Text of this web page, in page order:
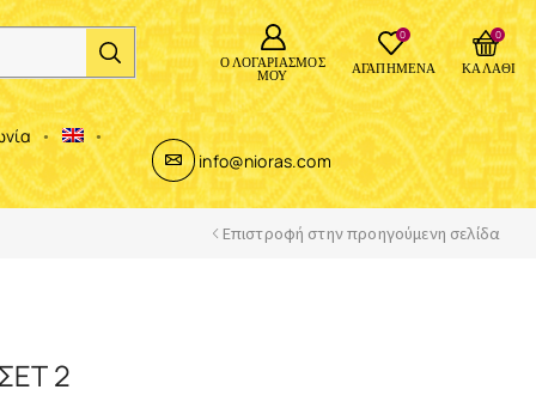
Ο ΛΟΓΑΡΙΑΣΜΌΣ
ΜΟΥ
0
ΑΓΑΠΗΜΈΝΑ
0
ΚΑΛΆΘΙ
info@nioras.com
Επιστροφή στην προηγούμενη σελίδα
2